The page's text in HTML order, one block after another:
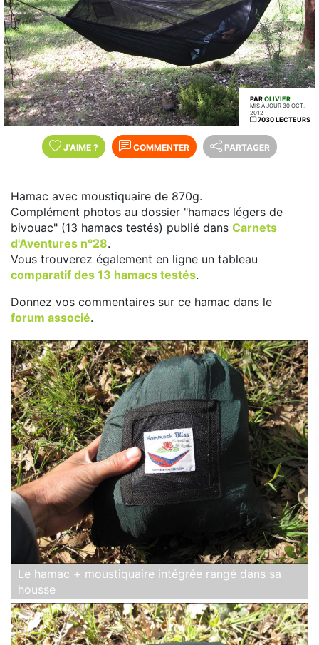
PAROLIVIER
MIS À JOUR 30 OCT.
2012
7030 LECTEURS
J'AIME ? COMMENTER PARTAGER
Hamac avec moustiquaire de 870g.
Complément photos au dossier "hamacs légers de
bivouac" (13 hamacs testés) publié dans Carnets
d'Aventures n°28.
Vous trouverez également en ligne un tableau
comparatif des 13 hamacs testés.
Donnez vos commentaires sur ce hamac dans le
forum associé.
Le hamac + moustiquaire intégrée rangé dans sa
housse